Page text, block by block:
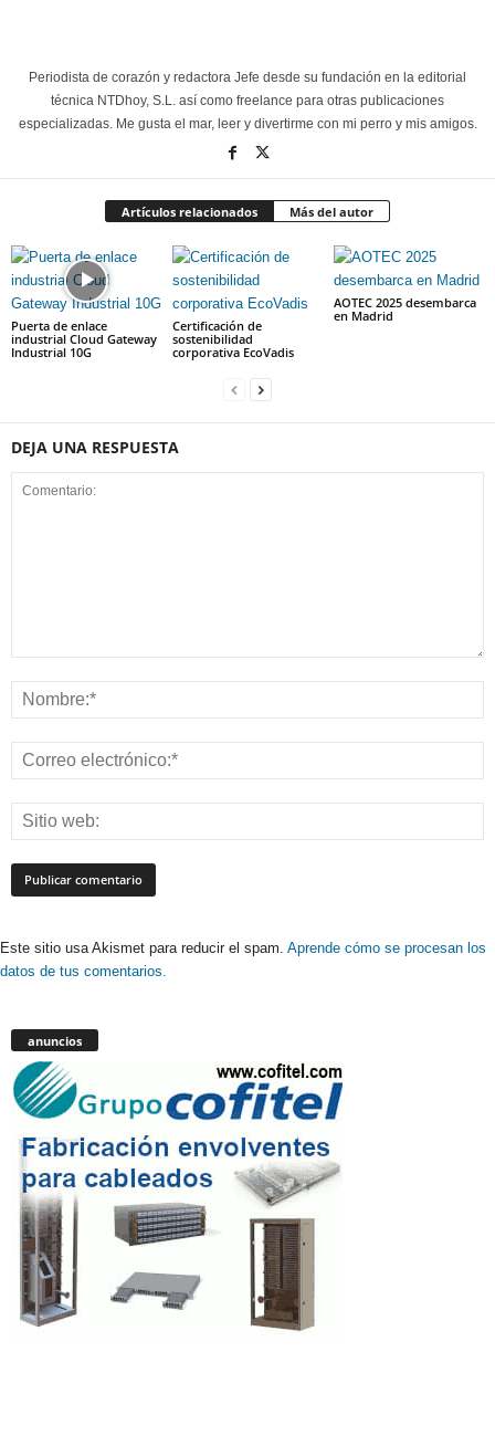
Periodista de corazón y redactora Jefe desde su fundación en la editorial
técnica NTDhoy, S.L. así como freelance para otras publicaciones
especializadas. Me gusta el mar, leer y divertirme con mi perro y mis amigos.
Artículos relacionados Más del autor
Puerta de enlace
industrial Cloud Gateway
Industrial 10G
Certificación de
sostenibilidad
corporativa EcoVadis
AOTEC 2025 desembarca
en Madrid
DEJA UNA RESPUESTA
Este sitio usa Akismet para reducir el spam. Aprende cómo se procesan los
datos de tus comentarios.
anuncios